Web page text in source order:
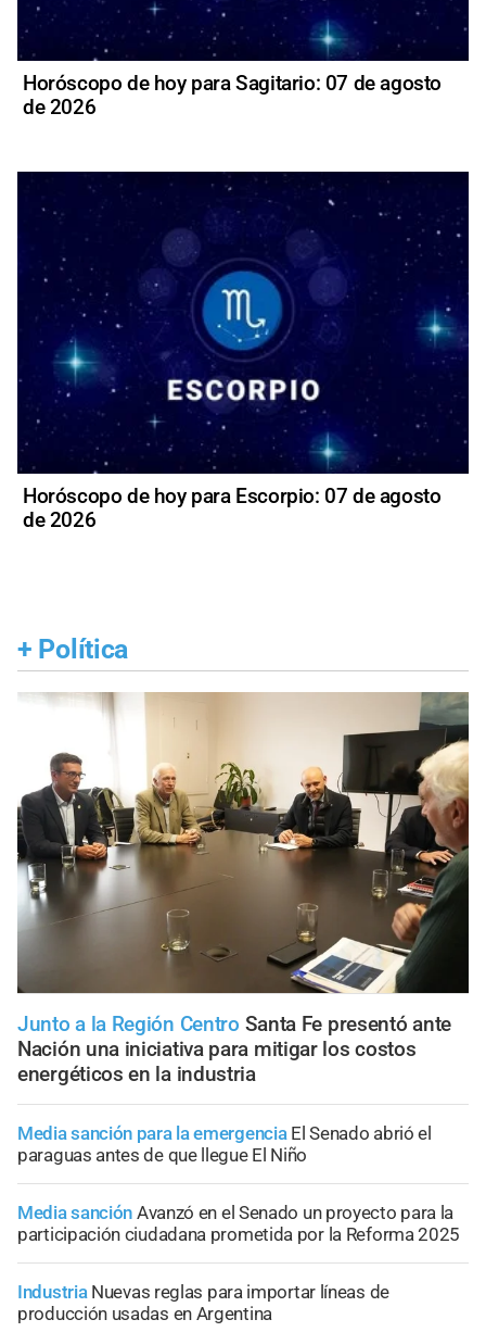
Horóscopo de hoy para Sagitario: 07 de agosto
de 2026
Horóscopo de hoy para Escorpio: 07 de agosto
de 2026
+ Política
Junto a la Región Centro Santa Fe presentó ante
Nación una iniciativa para mitigar los costos
energéticos en la industria
Media sanción para la emergencia El Senado abrió el
paraguas antes de que llegue El Niño
Media sanción Avanzó en el Senado un proyecto para la
participación ciudadana prometida por la Reforma 2025
Industria Nuevas reglas para importar líneas de
producción usadas en Argentina